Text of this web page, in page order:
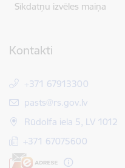
Sīkdatņu izvēles maiņa
Kontakti
+371 67913300
E-pasts:
pasts@rs.gov.lv
Rūdolfa iela 5, LV 1012
+371 67075600